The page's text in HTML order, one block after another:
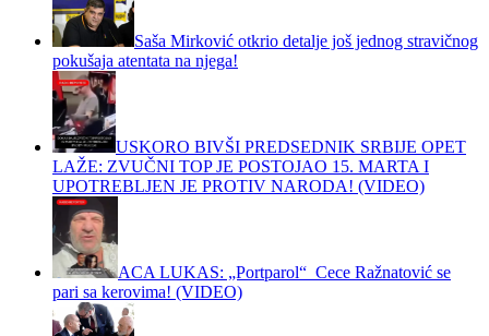
Saša Mirković otkrio detalje još jednog stravičnog
pokušaja atentata na njega!
USKORO BIVŠI PREDSEDNIK SRBIJE OPET
LAŽE: ZVUČNI TOP JE POSTOJAO 15. MARTA I
UPOTREBLJEN JE PROTIV NARODA! (VIDEO)
ACA LUKAS: „Portparol“ Cece Ražnatović se
pari sa kerovima! (VIDEO)